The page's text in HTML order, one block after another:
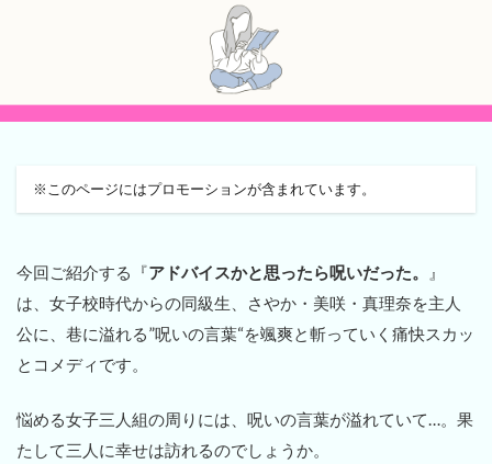
※このページにはプロモーションが含まれています。
今回ご紹介する『アドバイスかと思ったら呪いだった。
』
は、女子校時代からの同級生、さやか・美咲・真理奈を主人
公に、巷に溢れる”呪いの言葉“を颯爽と斬っていく痛快スカッ
とコメディです。
悩める女子三人組の周りには、呪いの言葉が溢れていて…。果
たして三人に幸せは訪れるのでしょうか。